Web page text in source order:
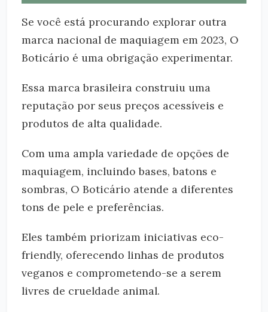
Se você está procurando explorar outra
marca nacional de maquiagem em 2023, O
Boticário é uma obrigação experimentar.
Essa marca brasileira construiu uma
reputação por seus preços acessíveis e
produtos de alta qualidade.
Com uma ampla variedade de opções de
maquiagem, incluindo bases, batons e
sombras, O Boticário atende a diferentes
tons de pele e preferências.
Eles também priorizam iniciativas eco-
friendly, oferecendo linhas de produtos
veganos e comprometendo-se a serem
livres de crueldade animal.